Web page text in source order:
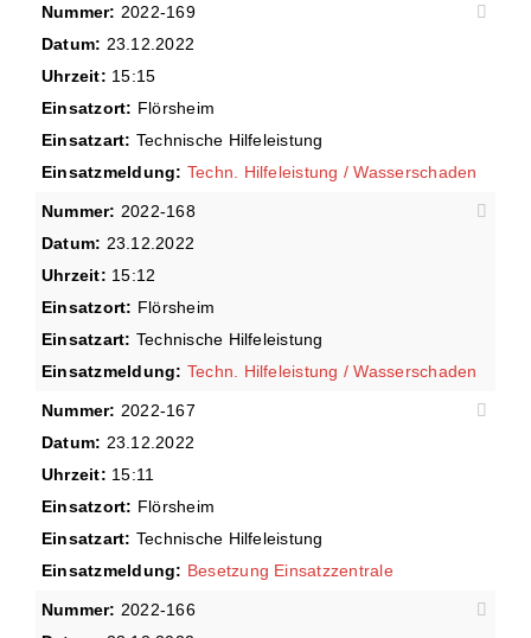
Nummer: 2022-169
Datum: 23.12.2022
Uhrzeit: 15:15
Einsatzort: Flörsheim
Einsatzart: Technische Hilfeleistung
Einsatzmeldung: Techn. Hilfeleistung / Wasserschaden
Nummer: 2022-168
Datum: 23.12.2022
Uhrzeit: 15:12
Einsatzort: Flörsheim
Einsatzart: Technische Hilfeleistung
Einsatzmeldung: Techn. Hilfeleistung / Wasserschaden
Nummer: 2022-167
Datum: 23.12.2022
Uhrzeit: 15:11
Einsatzort: Flörsheim
Einsatzart: Technische Hilfeleistung
Einsatzmeldung: Besetzung Einsatzzentrale
Nummer: 2022-166